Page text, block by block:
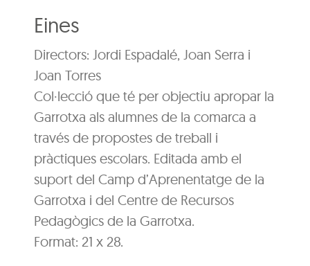
Eines
Directors: Jordi Espadalé, Joan Serra i
Joan Torres
Col·lecció que té per objectiu apropar la
Garrotxa als alumnes de la comarca a
través de propostes de treball i
pràctiques escolars. Editada amb el
suport del Camp d’Aprenentatge de la
Garrotxa i del Centre de Recursos
Pedagògics de la Garrotxa.
Format: 21 x 28.